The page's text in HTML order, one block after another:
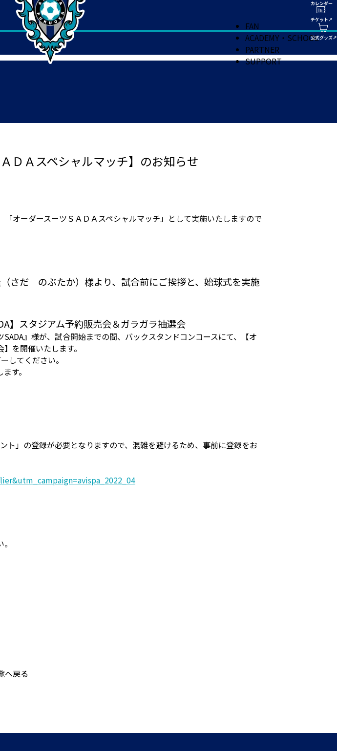
FAN
ACADEMY・SCHOOL
PARTNER
SUPPORT
ＤＡスペシャルマッチ】のお知らせ
ーダースーツＳＡＤＡスペシャルマッチ」として実施いたしますので
だ のぶたか）様より、試合前にご挨拶と、始球式を実施
】スタジアム予約販売会＆ガラガラ抽選会
』様が、試合開始までの間、バックスタンドコンコースにて、【オ
を開催いたします。
してください。
す。
」の登録が必要となりますので、混雑を避けるため、事前に登録をお
へ戻る